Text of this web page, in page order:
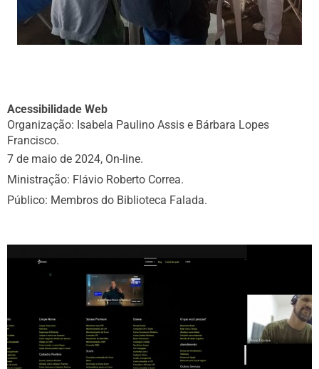
Acessibilidade Web
Organização: Isabela Paulino Assis e Bárbara Lopes
Francisco.
7 de maio de 2024, On-line.
Ministração: Flávio Roberto Correa.
Público: Membros do Biblioteca Falada.